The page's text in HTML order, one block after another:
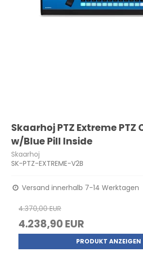
Skaarhoj PTZ Extreme PTZ
w/Blue Pill Inside
Skaarhoj
SK-PTZ-EXTREME-V2B
Versand innerhalb 7-14 Werktagen
4.370,00 EUR
4.238,90 EUR
PRODUKT ANZEIGEN